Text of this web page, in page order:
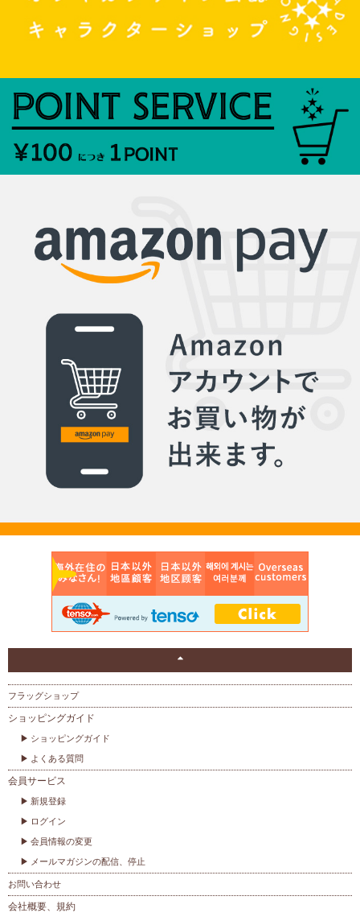
フラッグショップ
ショッピングガイド
ショッピングガイド
よくある質問
会員サービス
新規登録
ログイン
会員情報の変更
メールマガジンの配信、停止
お問い合わせ
会社概要、規約